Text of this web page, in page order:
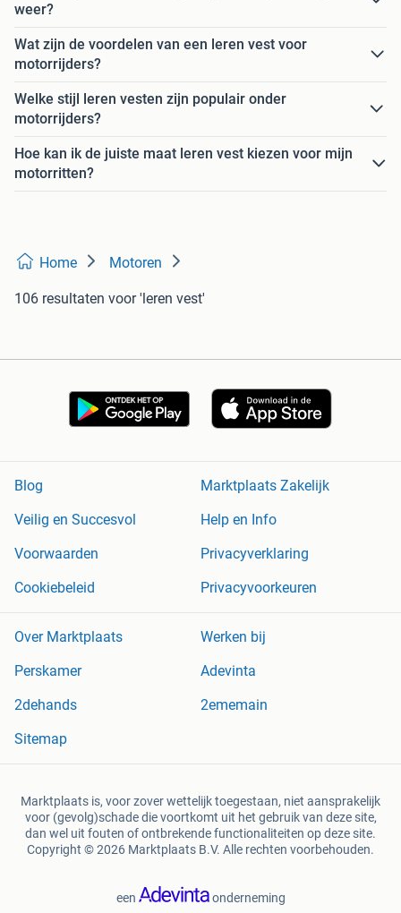
weer?
Wat zijn de voordelen van een leren vest voor
motorrijders?
Welke stijl leren vesten zijn populair onder
motorrijders?
Hoe kan ik de juiste maat leren vest kiezen voor mijn
motorritten?
Home Motoren
106 resultaten voor 'leren vest'
Blog
Marktplaats Zakelijk
Veilig en Succesvol
Help en Info
Voorwaarden
Privacyverklaring
Cookiebeleid
Privacyvoorkeuren
Over Marktplaats
Werken bij
Perskamer
Adevinta
2dehands
2ememain
Sitemap
Marktplaats is, voor zover wettelijk toegestaan, niet aansprakelijk
voor (gevolg)schade die voortkomt uit het gebruik van deze site,
dan wel uit fouten of ontbrekende functionaliteiten op deze site.
Copyright © 2026 Marktplaats B.V. Alle rechten voorbehouden.
een onderneming